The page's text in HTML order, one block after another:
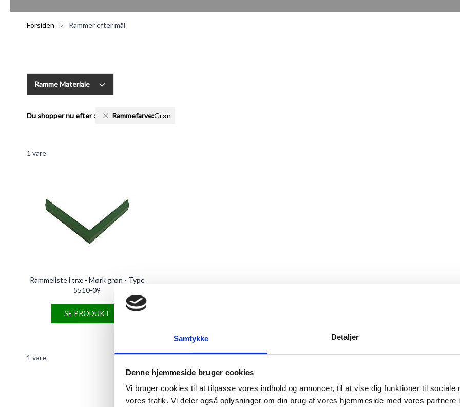
Samtykke Detaljer
Denne hjemmeside bruger cookies
Vi bruger cookies til at tilpasse vores indhold og annoncer, til at vise dig funktioner til sociale
vores trafik. Vi deler også oplysninger om din brug af vores hjemmeside med vores partnere
Forsiden Rammer efter mål
Du shopper nu efter: Rammefarve:Grøn
Ramme Materiale
1 vare
Rammeliste i træ - Mørk grøn - Type
5510-09
SE PRODUKT
1 vare